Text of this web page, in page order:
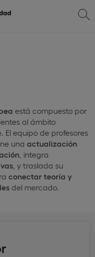
está compuesto por
al ámbito
equipo de profesores
una actualización
, integra
, y traslada su
conectar teoría y
del mercado.